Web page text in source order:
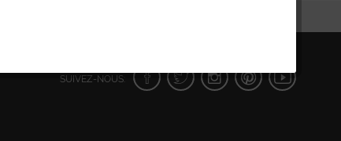
SUIVEZ-NOUS: